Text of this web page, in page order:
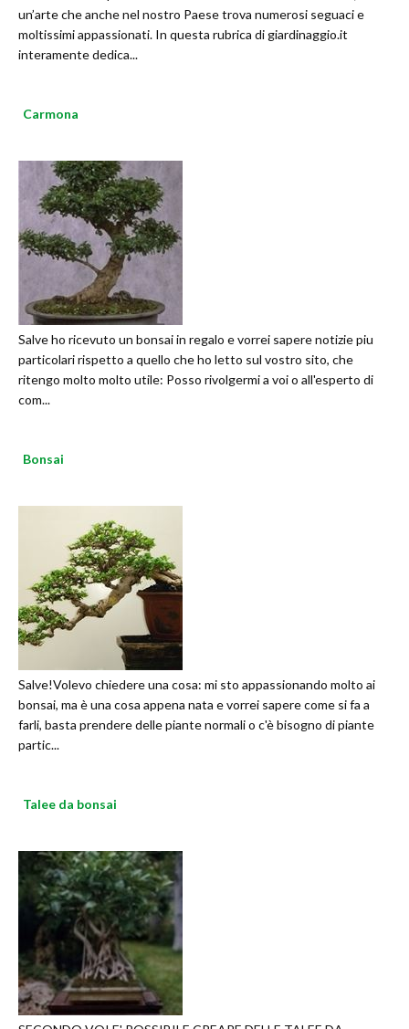
un’arte che anche nel nostro Paese trova numerosi seguaci e
moltissimi appassionati. In questa rubrica di giardinaggio.it
interamente dedica...
Carmona
Salve ho ricevuto un bonsai in regalo e vorrei sapere notizie piu
particolari rispetto a quello che ho letto sul vostro sito, che
ritengo molto molto utile: Posso rivolgermi a voi o all'esperto di
com...
Bonsai
Salve!Volevo chiedere una cosa: mi sto appassionando molto ai
bonsai, ma è una cosa appena nata e vorrei sapere come si fa a
farli, basta prendere delle piante normali o c'è bisogno di piante
partic...
Talee da bonsai